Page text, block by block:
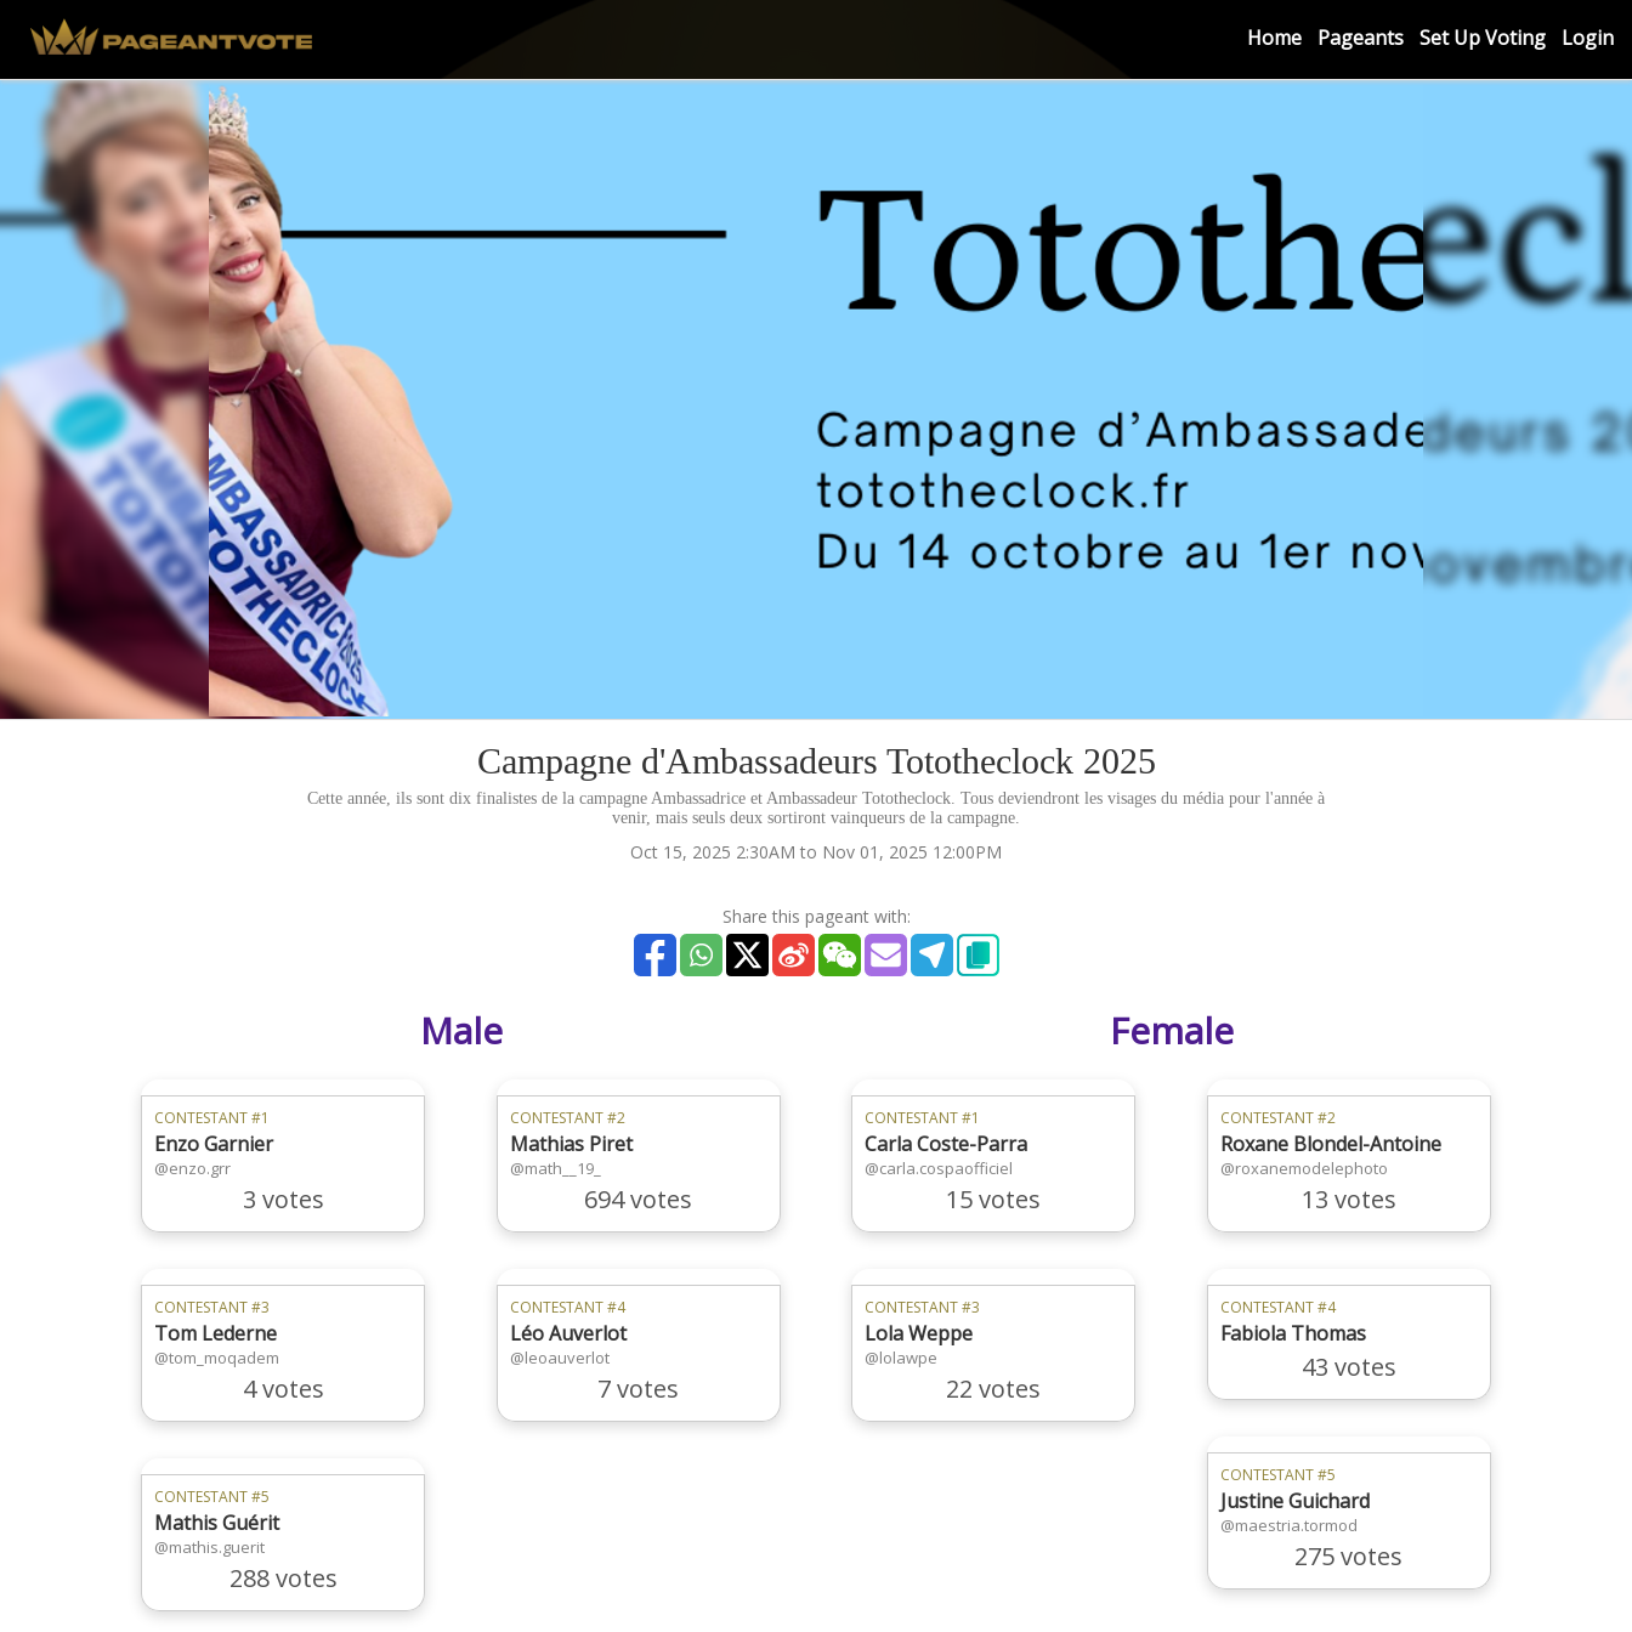
Home Pageants Set Up Voting Login
Campagne d'Ambassadeurs Tototheclock 2025
Cette année, ils sont dix finalistes de la campagne Ambassadrice et Ambassadeur Tototheclock. Tous deviendront les visages du média pour l'année à
venir, mais seuls deux sortiront vainqueurs de la campagne.
Oct 15, 2025 2:30AM to Nov 01, 2025 12:00PM
Share this pageant with:
Male
CONTESTANT #1
Enzo Garnier
@enzo.grr
3 votes
CONTESTANT #2
Mathias Piret
@math__19_
694 votes
CONTESTANT #3
Tom Lederne
@tom_moqadem
4 votes
CONTESTANT #4
Léo Auverlot
@leoauverlot
7 votes
CONTESTANT #5
Mathis Guérit
@mathis.guerit
288 votes
Female
CONTESTANT #1
Carla Coste-Parra
@carla.cospaofficiel
15 votes
CONTESTANT #2
Roxane Blondel-Antoine
@roxanemodelephoto
13 votes
CONTESTANT #3
Lola Weppe
@lolawpe
22 votes
CONTESTANT #4
Fabiola Thomas
43 votes
CONTESTANT #5
Justine Guichard
@maestria.tormod
275 votes